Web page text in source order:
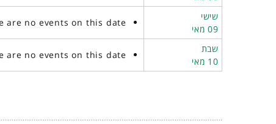
שישי
09 מאי
are no events on this date
שבת
10 מאי
are no events on this date